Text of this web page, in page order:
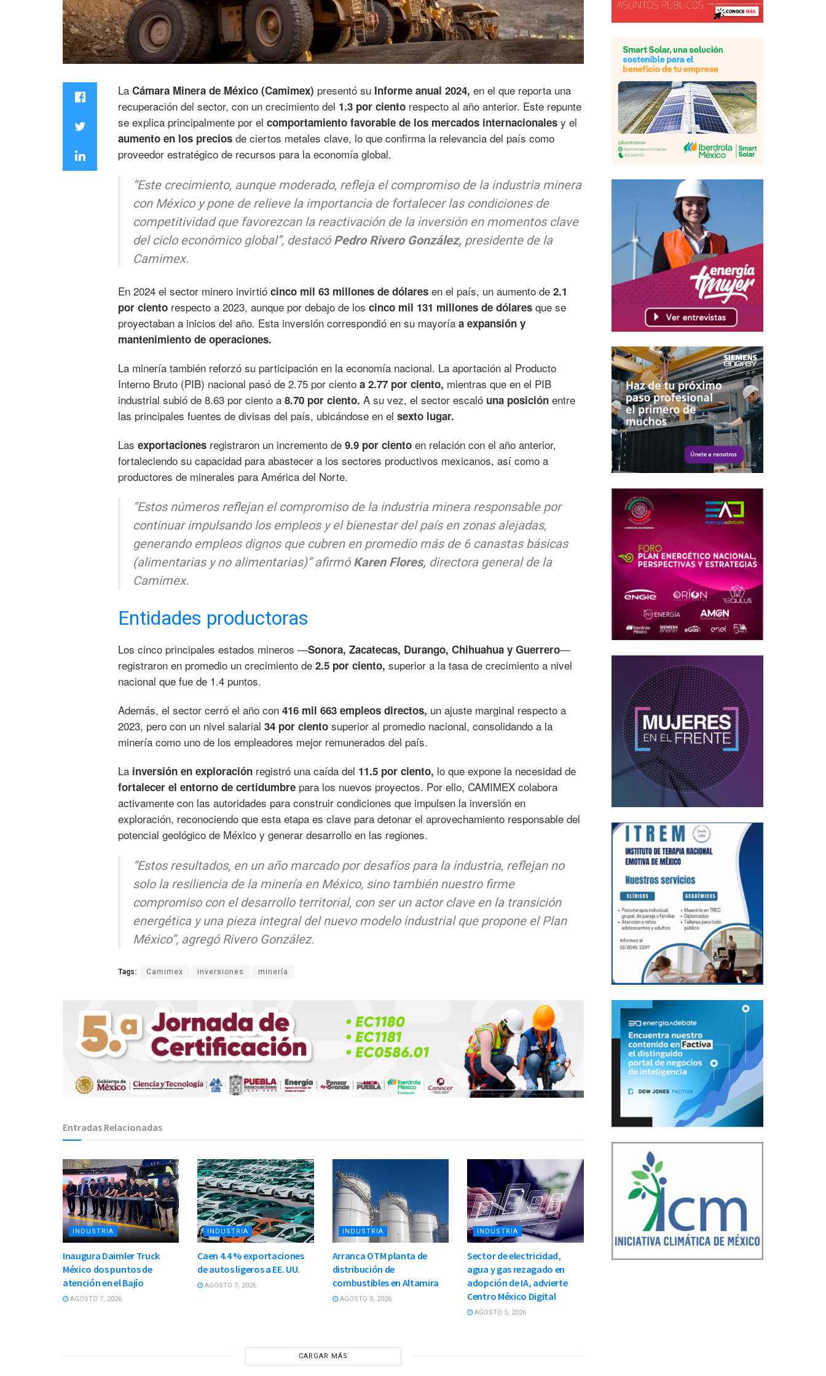
La Cámara Minera de México (Camimex) presentó su Informe anual 2024, en el que reporta una
recuperación del sector, con un crecimiento del 1.3 por ciento respecto al año anterior. Este repunte
se explica principalmente por el comportamiento favorable de los mercados internacionales y el
aumento en los precios de ciertos metales clave, lo que confirma la relevancia del país como
proveedor estratégico de recursos para la economía global.
“Este crecimiento, aunque moderado, refleja el compromiso de la industria minera
con México y pone de relieve la importancia de fortalecer las condiciones de
competitividad que favorezcan la reactivación de la inversión en momentos clave
del ciclo económico global”, destacó Pedro Rivero González, presidente de la
Camimex.
En 2024 el sector minero invirtió cinco mil 63 millones de dólares en el país, un aumento de 2.1
por ciento respecto a 2023, aunque por debajo de los cinco mil 131 millones de dólares que se
proyectaban a inicios del año. Esta inversión correspondió en su mayoría a expansión y
mantenimiento de operaciones.
La minería también reforzó su participación en la economía nacional. La aportación al Producto
Interno Bruto (PIB) nacional pasó de 2.75 por ciento a 2.77 por ciento, mientras que en el PIB
industrial subió de 8.63 por ciento a 8.70 por ciento. A su vez, el sector escaló una posición entre
las principales fuentes de divisas del país, ubicándose en el sexto lugar.
Las exportaciones registraron un incremento de 9.9 por ciento en relación con el año anterior,
fortaleciendo su capacidad para abastecer a los sectores productivos mexicanos, así como a
productores de minerales para América del Norte.
“Estos números reflejan el compromiso de la industria minera responsable por
continuar impulsando los empleos y el bienestar del país en zonas alejadas,
generando empleos dignos que cubren en promedio más de 6 canastas básicas
(alimentarias y no alimentarias)” afirmó Karen Flores, directora general de la
Camimex.
Entidades productoras
Los cinco principales estados mineros —Sonora, Zacatecas, Durango, Chihuahua y Guerrero—
registraron en promedio un crecimiento de 2.5 por ciento, superior a la tasa de crecimiento a nivel
nacional que fue de 1.4 puntos.
Además, el sector cerró el año con 416 mil 663 empleos directos, un ajuste marginal respecto a
2023, pero con un nivel salarial 34 por ciento superior al promedio nacional, consolidando a la
minería como uno de los empleadores mejor remunerados del país.
La inversión en exploración registró una caída del 11.5 por ciento, lo que expone la necesidad de
fortalecer el entorno de certidumbre para los nuevos proyectos. Por ello, CAMIMEX colabora
activamente con las autoridades para construir condiciones que impulsen la inversión en
exploración, reconociendo que esta etapa es clave para detonar el aprovechamiento responsable del
potencial geológico de México y generar desarrollo en las regiones.
“Estos resultados, en un año marcado por desafíos para la industria, reflejan no
solo la resiliencia de la minería en México, sino también nuestro firme
compromiso con el desarrollo territorial, con ser un actor clave en la transición
energética y una pieza integral del nuevo modelo industrial que propone el Plan
México”, agregó Rivero González.
Tags: Camimex inversiones minería
Entradas Relacionadas
INDUSTRIA
Inaugura Daimler Truck
México dos puntos de
atención en el Bajío
AGOSTO 7, 2026
INDUSTRIA
Caen 4.4 % exportaciones
de autos ligeros a EE. UU.
AGOSTO 7, 2026
INDUSTRIA
Arranca OTM planta de
distribución de
combustibles en Altamira
AGOSTO 5, 2026
INDUSTRIA
Sector de electricidad,
agua y gas rezagado en
adopción de IA, advierte
Centro México Digital
AGOSTO 5, 2026
CARGAR MÁS